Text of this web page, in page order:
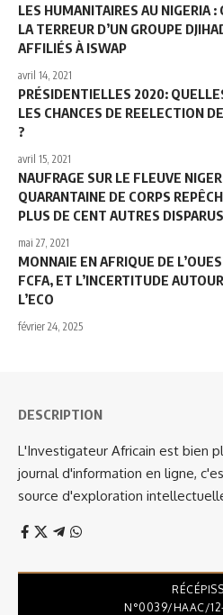
LES HUMANITAIRES AU NIGERIA :
LA TERREUR D’UN GROUPE
AFFILIÉS À ISWAP
avril 14, 2021
PRÉSIDENTIELLES 2020:
LES CHANCES DE REELECTION
?
avril 15, 2021
NAUFRAGE SUR LE FLEUVE
QUARANTAINE DE CORPS
PLUS DE CENT AUTRES DISPARUS
mai 27, 2021
MONNAIE EN AFRIQUE DE
FCFA, ET L’INCERTITUDE
L’ECO
février 24, 2025
DESCRIPTION
L'Investigateur Africain est bien
journal d'information en ligne,
source d'exploration
N°0039/HAAC/